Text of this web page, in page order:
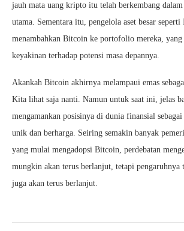
jauh mata uang kripto itu telah berkembang
utama. Sementara itu, pengelola aset besar
menambahkan Bitcoin ke portofolio mereka,
keyakinan terhadap potensi masa depannya.
Akankah Bitcoin akhirnya melampaui emas
Kita lihat saja nanti. Namun untuk saat ini, jelas
mengamankan posisinya di dunia finansial sebagai
unik dan berharga. Seiring semakin banyak
yang mulai mengadopsi Bitcoin, perdebatan
mungkin akan terus berlanjut, tetapi pengaruhnya
juga akan terus berlanjut.